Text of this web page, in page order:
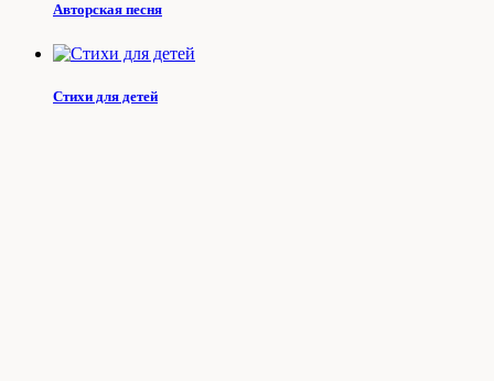
Авторская песня
Стихи для детей